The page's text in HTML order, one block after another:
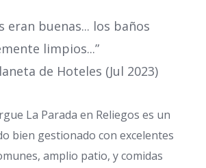
eran buenas... los baños
limpios...”
de Hoteles (Jul 2023)
La Parada en Reliegos es un
bien gestionado con excelentes
amplio patio, y comidas